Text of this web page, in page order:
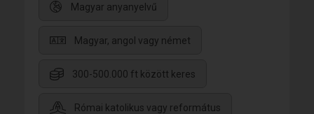
Magyar anyanyelvű
Magyar, angol vagy német
300-500.000 ft között keres
Római katolikus vagy református